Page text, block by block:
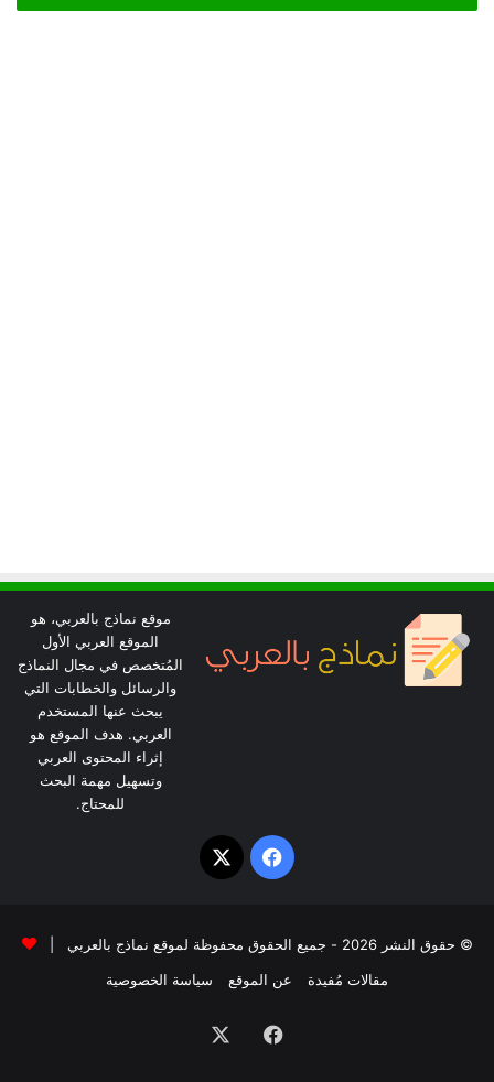
موقع نماذج بالعربي، هو
الموقع العربي الأول
المُتخصص في مجال النماذج
والرسائل والخطابات التي
يبحث عنها المستخدم
العربي. هدف الموقع هو
إثراء المحتوى العربي
وتسهيل مهمة البحث
للمحتاج.
فيسبوك
‫X
© حقوق النشر 2026 - جميع الحقوق محفوظة لموقع نماذج بالعربي |
مقالات مُفيدة
عن الموقع سياسة الخصوصية
فيسبوك